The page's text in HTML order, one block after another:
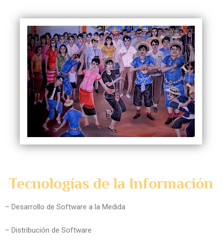
Tecnologías de la Información
– Desarrollo de Software a la Medida
– Distribución de Software